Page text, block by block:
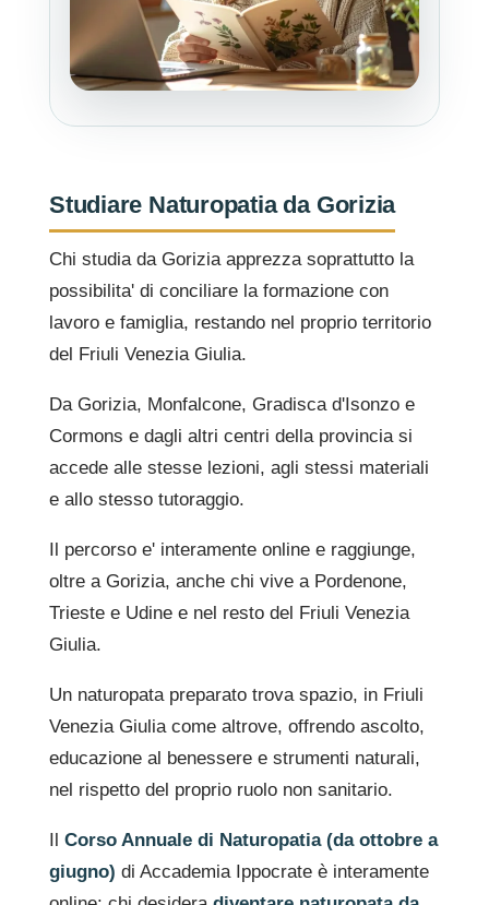
Studiare Naturopatia da Gorizia
Chi studia da Gorizia apprezza soprattutto la
possibilita' di conciliare la formazione con
lavoro e famiglia, restando nel proprio territorio
del Friuli Venezia Giulia.
Da Gorizia, Monfalcone, Gradisca d'Isonzo e
Cormons e dagli altri centri della provincia si
accede alle stesse lezioni, agli stessi materiali
e allo stesso tutoraggio.
Il percorso e' interamente online e raggiunge,
oltre a Gorizia, anche chi vive a Pordenone,
Trieste e Udine e nel resto del Friuli Venezia
Giulia.
Un naturopata preparato trova spazio, in Friuli
Venezia Giulia come altrove, offrendo ascolto,
educazione al benessere e strumenti naturali,
nel rispetto del proprio ruolo non sanitario.
Il Corso Annuale di Naturopatia (da ottobre a
giugno) di Accademia Ippocrate è interamente